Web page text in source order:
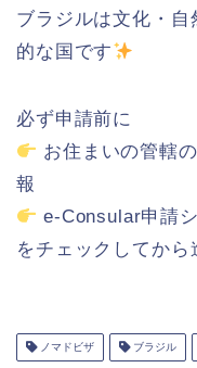
ブラジルは文化・自
的な国です
必ず申請前に
お住まいの管轄
報
e-Consular申請
をチェックしてから
ノマドビザ ブラジル